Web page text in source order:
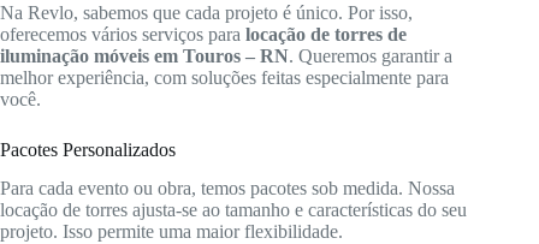
Na Revlo, sabemos que cada projeto é único. Por isso,
oferecemos vários serviços para locação de torres de
iluminação móveis em Touros – RN. Queremos garantir a
melhor experiência, com soluções feitas especialmente para
você.
Pacotes Personalizados
Para cada evento ou obra, temos pacotes sob medida. Nossa
locação de torres ajusta-se ao tamanho e características do seu
projeto. Isso permite uma maior flexibilidade.